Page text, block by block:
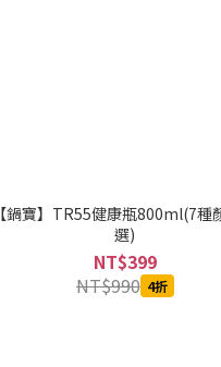
【鍋寶】TR55健康瓶800ml(7種
選)
NT$399
NT$990 4折